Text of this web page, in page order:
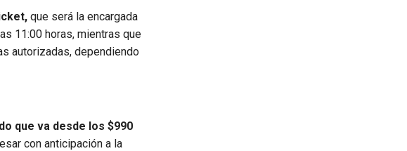
que será la encargada
11:00 horas, mientras que
autorizadas, dependiendo
que va desde los $990
con anticipación a la